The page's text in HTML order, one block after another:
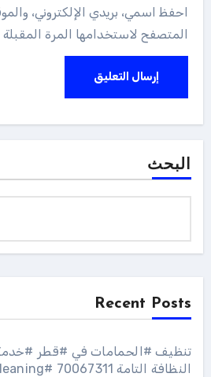
احفظ اسمي، بريدي الإلكتروني،
المتصفح لاستخدامها المرة
البحث
Recent Posts
تنظيف #الحمامات في #قطر